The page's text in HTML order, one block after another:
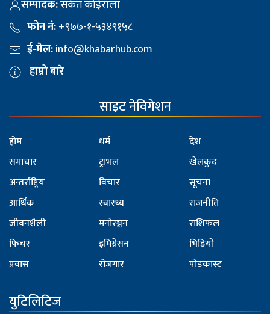
सम्पादक:संकेत कोईराला
फोन नं:+९७७-१-५३४९१५८
ई-मेल:info@khabarhub.com
हाम्रो बारे
साइट नेविगेशन
होम
समाचार
अन्तर्राष्ट्रिय
आर्थिक
जीवनशैली
फिचर
प्रवास
धर्म
ट्राभल
विचार
स्वास्थ्य
मनोरञ्जन
इमिग्रेसन
रोजगार
देश
खेलकुद
सूचना
राजनीति
राशिफल
भिडियो
पोडकास्ट
युटिलिटिज